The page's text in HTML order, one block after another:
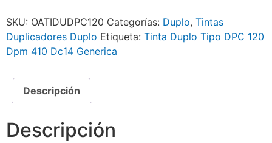
SKU: OATIDUDPC120 Categorías: Duplo, Tintas
Duplicadores Duplo Etiqueta: Tinta Duplo Tipo DPC 120
Dpm 410 Dc14 Generica
Descripción
Descripción